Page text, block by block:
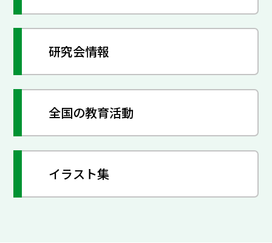
研究会情報
全国の教育活動
イラスト集